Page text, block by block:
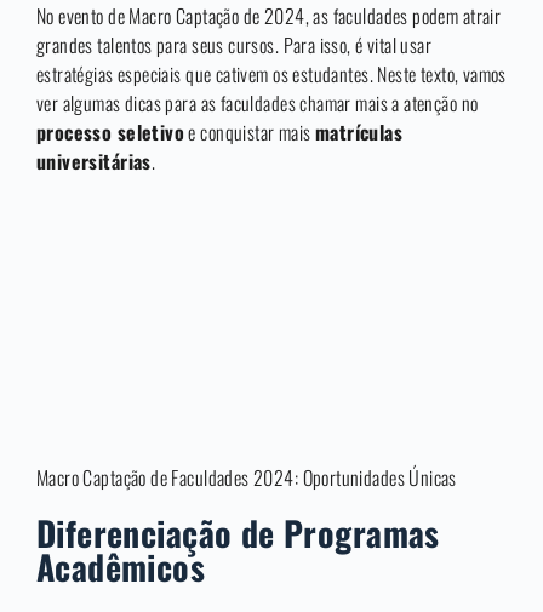
No evento de Macro Captação de 2024, as faculdades podem atrair
grandes talentos para seus cursos. Para isso, é vital usar
estratégias especiais que cativem os estudantes. Neste texto, vamos
ver algumas dicas para as faculdades chamar mais a atenção no
processo seletivoe conquistar maismatrículas
universitárias.
Macro Captação de Faculdades 2024: Oportunidades Únicas
Diferenciação de Programas
Acadêmicos